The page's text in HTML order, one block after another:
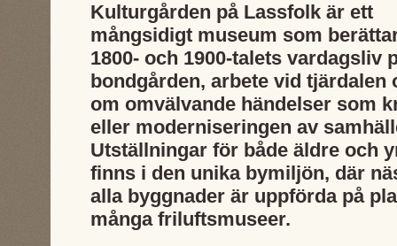
Kulturgården på Lassfolk är ett
mångsidigt museum som
1800- och 1900-talets vardagsliv
bondgården, arbete vid tjärdalen
om omvälvande händelser som
eller moderniseringen av
Utställningar för både äldre och
finns i den unika bymiljön, där
alla byggnader är uppförda på
många friluftsmuseer.